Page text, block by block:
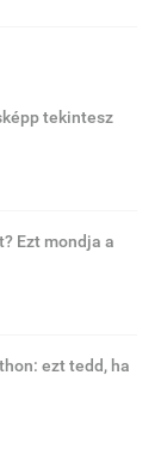
tekintesz
Ezt mondja a
ezt tedd, ha